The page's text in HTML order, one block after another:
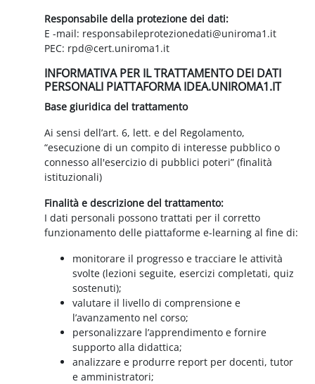
Responsabile della protezione dei dati:
E -mail: responsabileprotezionedati@uniroma1.it
PEC: rpd@cert.uniroma1.it
INFORMATIVA PER IL TRATTAMENTO DEI DATI
PERSONALI PIATTAFORMA IDEA.UNIROMA1.IT
Base giuridica del trattamento
Ai sensi dell’art. 6, lett. e del Regolamento,
“esecuzione di un compito di interesse pubblico o
connesso all'esercizio di pubblici poteri” (finalità
istituzionali)
Finalità e descrizione del trattamento:
I dati personali possono trattati per il corretto
funzionamento delle piattaforme e-learning al fine di:
monitorare il progresso e tracciare le attività
svolte (lezioni seguite, esercizi completati, quiz
sostenuti);
valutare il livello di comprensione e
l’avanzamento nel corso;
personalizzare l’apprendimento e fornire
supporto alla didattica;
analizzare e produrre report per docenti, tutor
e amministratori;